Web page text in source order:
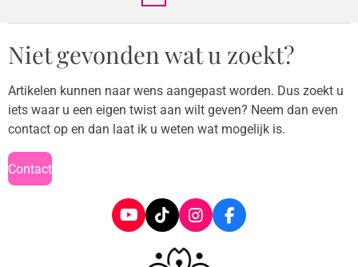
Niet gevonden wat u zoekt?
Artikelen kunnen naar wens aangepast worden. Dus zoekt u
iets waar u een eigen twist aan wilt geven? Neem dan even
contact op en dan laat ik u weten wat mogelijk is.
Contact
Y
o
T
i
k
I
n
s
F
a